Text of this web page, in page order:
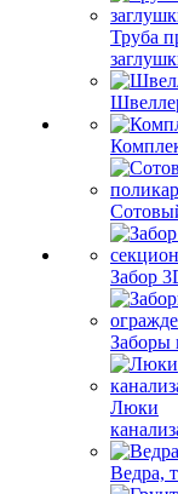
Труба
Забор
Заборы
Люки
Ведра,